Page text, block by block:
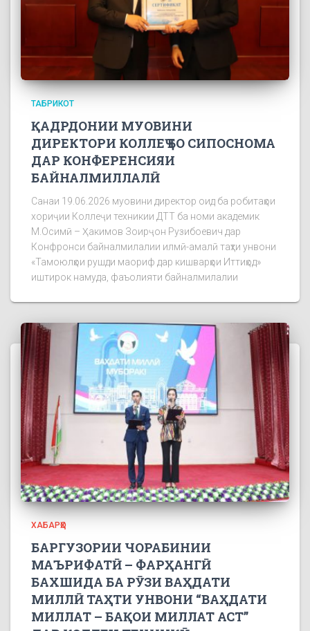
ТАБРИКОТ
ҚАДРДОНИИ МУОВИНИ
ДИРЕКТОРИ КОЛЛЕҶ БО СИПОСНОМА
ДАР КОНФЕРЕНСИЯИ
БАЙНАЛМИЛЛАЛӢ
Санаи 19.06.2026 муовини директор оид ба робитаҳои
хориҷии Коллеҷи техникии ДТТ ба номи академик
М.Осимӣ – Ҳакимов Зоирҷон Рузибоевич дар
Конфронси байналмилалии илмӣ-амалӣ таҳти унвони
«Тамоюлҳои рушди маориф дар кишварҳои Иттиҳод»
иштирок намуда, фаъолияти байналмилалии
ХАБАРҲО
БАРГУЗОРИИ ЧОРАБИНИИ
МАЪРИФАТӢ – ФАРҲАНГӢ
БАХШИДА БА РӮЗИ ВАҲДАТИ
МИЛЛӢ ТАҲТИ УНВОНИ “ВАҲДАТИ
МИЛЛАТ – БАҚОИ МИЛЛАТ АСТ”